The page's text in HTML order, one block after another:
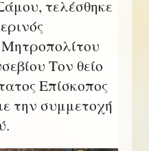
τελέσθηκε
Τον θείο
Επίσκοπος
την συμμετοχή